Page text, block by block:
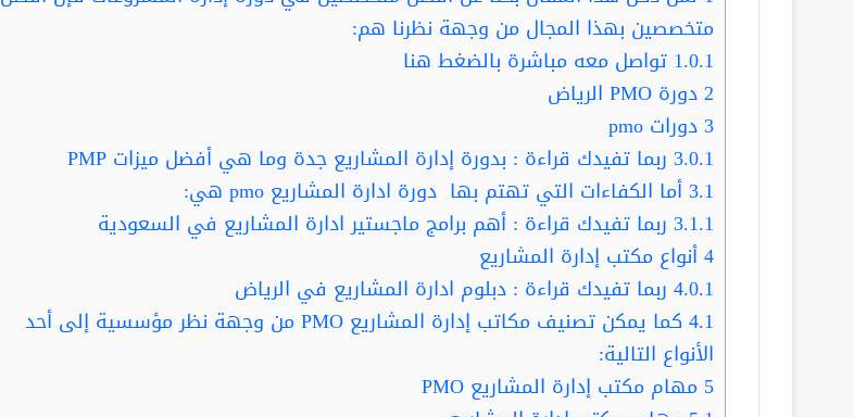
متخصصين بهذا المجال من وجهة نظرنا هم:
1.0.1 تواصل معه مباشرة بالضغط هنا
2دورة PMO الرياض
3دورات pmo
3.0.1 ربما تفيدك قراءة : بدورة إدارة المشاريع جدة وما هي أفضل ميزات PMP
3.1أما الكفاءات التي تهتم بها دورة ادارة المشاريع pmo هي:
3.1.1 ربما تفيدك قراءة : أهم برامج ماجستير ادارة المشاريع في السعودية
4أنواع مكتب إدارة المشاريع
4.0.1 ربما تفيدك قراءة : دبلوم ادارة المشاريع في الرياض
4.1
كما يمكن تصنيف مكاتب إدارة المشاريع PMO من وجهة نظر مؤسسية إلى أحد
الأنواع التالية:
5 مهام مكتب إدارة المشاريع PMO